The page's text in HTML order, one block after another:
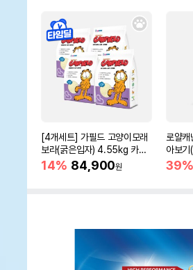
[4개세트] 가필드 고양이모래
보라(굵은입자) 4.55kg 카사
바모래
14% 84,900원
로얄
아보
39%